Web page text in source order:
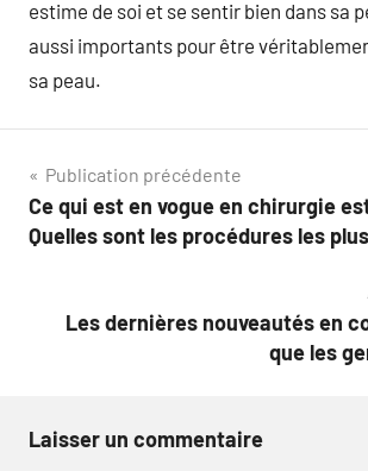
estime de soi et se sentir bien dans sa
aussi importants pour être
sa peau.
Navigation
de
Publication précédente
Ce qui est en vogue en chirurgie
Quelles sont les procédures les
Les dernières nouveautés en
que les
Laisser un commentaire